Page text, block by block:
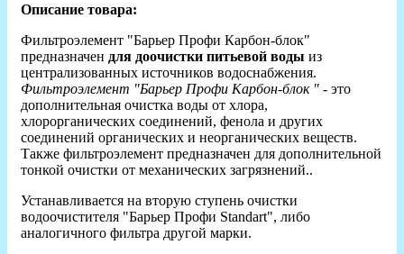
Описание товара:
Фильтроэлемент "Барьер Профи Карбон-блок"
предназначен для доочистки питьевой воды из
централизованных источников водоснабжения.
Фильтроэлемент "Барьер Профи Карбон-блок " - это
дополнительная очистка воды от хлора,
хлорорганических соединений, фенола и других
соединений органических и неорганических веществ.
Также фильтроэлемент предназначен для дополнительной
тонкой очистки от механических загрязнений..
Устанавливается на вторую ступень очистки
водоочистителя "Барьер Профи Standart", либо
аналогичного фильтра другой марки.